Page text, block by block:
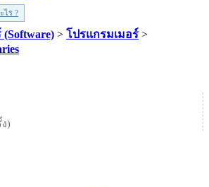
ไร ?
> โปรแกรมเมอร์ >
)